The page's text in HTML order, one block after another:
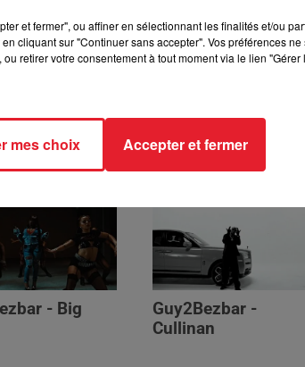
Impolie
- Big
Guy2Bezbar -
Cullinan
et fermer", ou affiner en sélectionnant les finalités et/ou
cliquant sur "Continuer sans accepter". Vos préférences
retirer votre consentement à tout moment via le lien
mes choix Accepter et fermer